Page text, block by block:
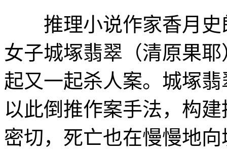
推理小说作家香月史
女子城塚翡翠（清原果
起又一起杀人案。城塚
以此倒推作案手法，构
密切，死亡也在慢慢地